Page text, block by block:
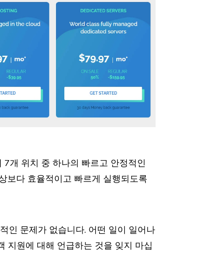
개 위치 중 하나의 빠르고 안정적인
보다 효율적이고 빠르게 실행되도록
인 문제가 없습니다. 어떤 일이 일어나
지원에 대해 언급하는 것을 잊지 마십